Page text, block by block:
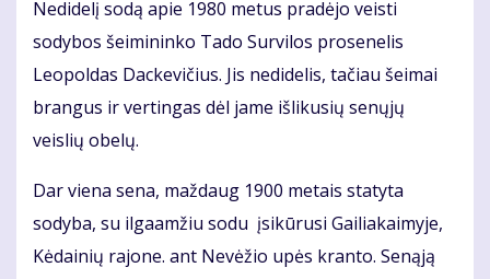
Nedidelį sodą apie 1980 metus pradėjo veisti
sodybos šeimininko Tado Survilos prosenelis
Leopoldas Dackevičius. Jis nedidelis, tačiau šeimai
brangus ir vertingas dėl jame išlikusių senųjų
veislių obelų.
Dar viena sena, maždaug 1900 metais statyta
sodyba, su ilgaamžiu sodu įsikūrusi Gailiakaimyje,
Kėdainių rajone. ant Nevėžio upės kranto. Senąją